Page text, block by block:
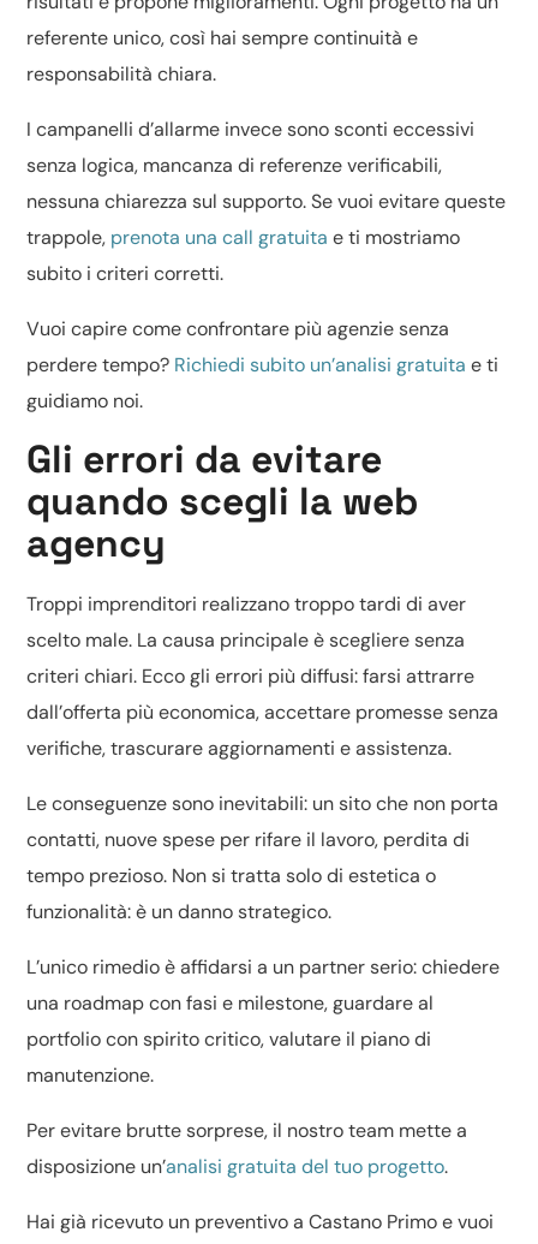
referente unico, così hai sempre continuità e
responsabilità chiara.
I campanelli d’allarme invece sono sconti eccessivi
senza logica, mancanza di referenze verificabili,
nessuna chiarezza sul supporto. Se vuoi evitare queste
trappole, prenota una call gratuita e ti mostriamo
subito i criteri corretti.
Vuoi capire come confrontare più agenzie senza
perdere tempo? Richiedi subito un’analisi gratuita e ti
guidiamo noi.
Gli errori da evitare
quando scegli la web
agency
Troppi imprenditori realizzano troppo tardi di aver
scelto male. La causa principale è scegliere senza
criteri chiari. Ecco gli errori più diffusi: farsi attrarre
dall’offerta più economica, accettare promesse senza
verifiche, trascurare aggiornamenti e assistenza.
Le conseguenze sono inevitabili: un sito che non porta
contatti, nuove spese per rifare il lavoro, perdita di
tempo prezioso. Non si tratta solo di estetica o
funzionalità: è un danno strategico.
L’unico rimedio è affidarsi a un partner serio: chiedere
una roadmap con fasi e milestone, guardare al
portfolio con spirito critico, valutare il piano di
manutenzione.
Per evitare brutte sorprese, il nostro team mette a
disposizione un’analisi gratuita del tuo progetto.
Hai già ricevuto un preventivo a Castano Primo e vuoi